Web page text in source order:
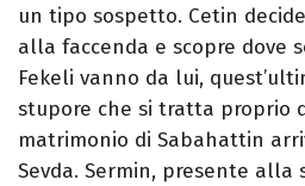
un tipo sospetto. Cetin
alla faccenda e scopre dove
Fekeli vanno da lui,
stupore che si tratta proprio
matrimonio di Sabahattin
Sevda. Sermin, presente alla